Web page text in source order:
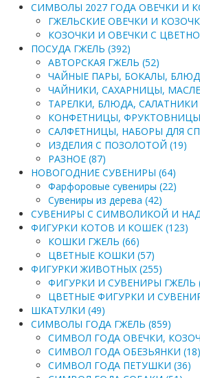
СИМВОЛЫ 2027 ГОДА ОВЕЧКИ И
ГЖЕЛЬСКИЕ ОВЕЧКИ И
КОЗОЧКИ И ОВЕЧКИ С
ПОСУДА ГЖЕЛЬ (392)
АВТОРСКАЯ ГЖЕЛЬ (52)
ЧАЙНЫЕ ПАРЫ, БОКАЛЫ,
ЧАЙНИКИ, САХАРНИЦЫ,
ТАРЕЛКИ, БЛЮДА, САЛАТНИКИ
КОНФЕТНИЦЫ,
САЛФЕТНИЦЫ, НАБОРЫ ДЛЯ
ИЗДЕЛИЯ С ПОЗОЛОТОЙ (19)
РАЗНОЕ (87)
НОВОГОДНИЕ СУВЕНИРЫ (64)
Фарфоровые сувениры (22)
Сувениры из дерева (42)
СУВЕНИРЫ С СИМВОЛИКОЙ И
ФИГУРКИ КОТОВ И КОШЕК (123)
КОШКИ ГЖЕЛЬ (66)
ЦВЕТНЫЕ КОШКИ (57)
ФИГУРКИ ЖИВОТНЫХ (255)
ФИГУРКИ И СУВЕНИРЫ ГЖЕЛЬ
ЦВЕТНЫЕ ФИГУРКИ И
ШКАТУЛКИ (49)
СИМВОЛЫ ГОДА ГЖЕЛЬ (859)
СИМВОЛ ГОДА ОВЕЧКИ,
СИМВОЛ ГОДА ОБЕЗЬЯНКИ (18)
СИМВОЛ ГОДА ПЕТУШКИ (36)